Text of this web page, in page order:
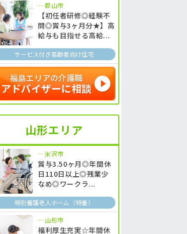
郡山市
【初任者研修◎経験不
問◎賞与3ヶ月分★】高
給与も目指せる高給...
サービス付き高齢者向け住宅
福島エリアの介護職
アドバイザーに相談
山形エリア
米沢市
賞与3.50ヶ月◎年間休
日110日以上◎残業少
なめ◎ワークラ...
特別養護老人ホーム（特養）
山形市
福利厚生充実☆年間休